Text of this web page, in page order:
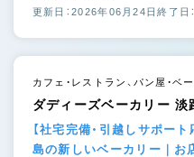
更新日：2026年06月24日終了日
カフェ・レストラン、パン屋・ベ
ダディーズベーカリー 淡
【社宅完備・引越しサポー
島の新しいベーカリー｜お